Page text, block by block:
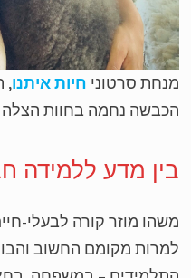
סרטוניחיות איתנו,
נחמה בחוות הצלה
מדע ללמידה
מוזר קורה לבעלי-
מקומם החשוב והבולט